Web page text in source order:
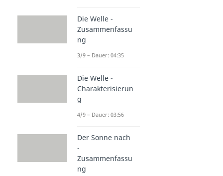
Die Welle -
Zusammenfassu
ng
3/9 – Dauer: 04:35
Die Welle -
Charakterisierun
g
4/9 – Dauer: 03:56
Der Sonne nach
-
Zusammenfassu
ng